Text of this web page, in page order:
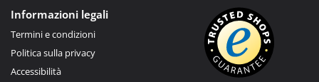
Informazioni legali
Termini e condizioni
Politica sulla privacy
Accessibilità